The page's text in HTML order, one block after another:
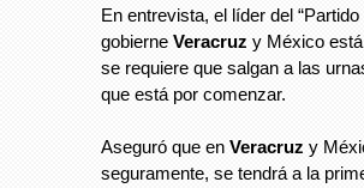
En entrevista, el líder del
gobierne Veracruz y México
se requiere que salgan a las
que está por comenzar.
Aseguró que en Veracruz y
seguramente, se tendrá a la